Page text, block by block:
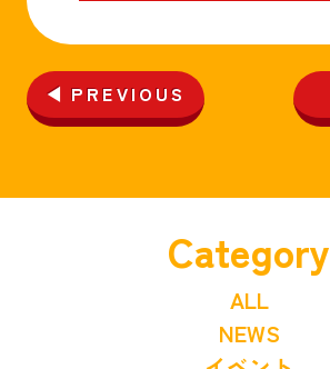
PREVIOUS
Category
ALL
NEWS